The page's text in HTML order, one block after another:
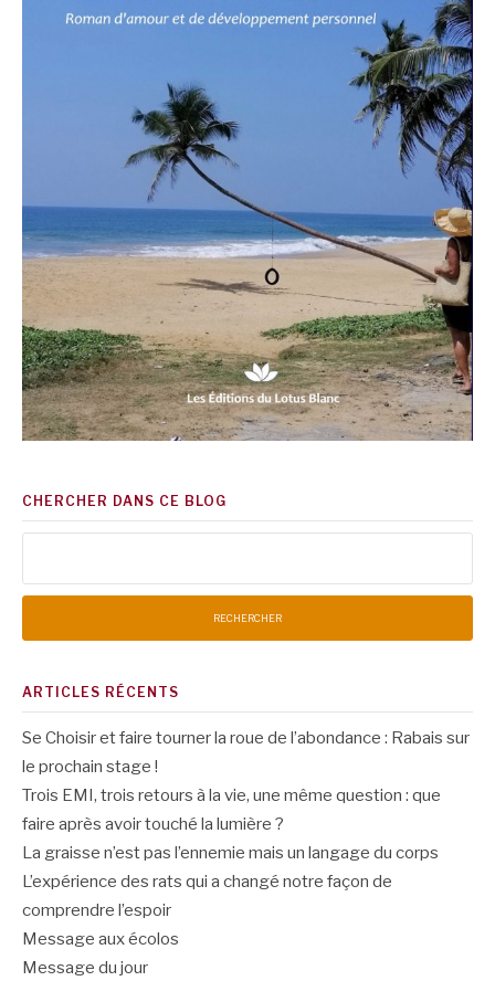
CHERCHER DANS CE BLOG
ARTICLES RÉCENTS
Se Choisir et faire tourner la roue de l’abondance : Rabais sur
le prochain stage !
Trois EMI, trois retours à la vie, une même question : que
faire après avoir touché la lumière ?
La graisse n’est pas l’ennemie mais un langage du corps
L’expérience des rats qui a changé notre façon de
comprendre l’espoir
Message aux écolos
Message du jour